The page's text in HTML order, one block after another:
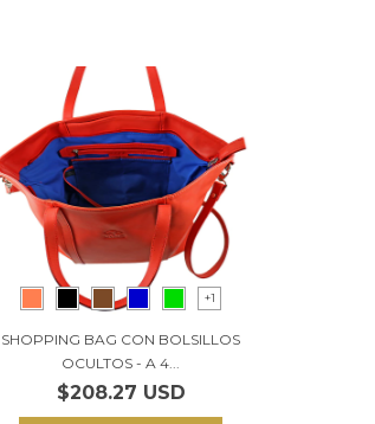
+1
SHOPPING BAG CON BOLSILLOS
OCULTOS - A 4...
$208.27 USD